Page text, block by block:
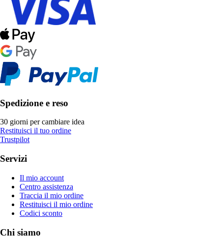
Spedizione e reso
30 giorni per cambiare idea
Restituisci il tuo ordine
Trustpilot
Servizi
Il mio account
Centro assistenza
Traccia il mio ordine
Restituisci il mio ordine
Codici sconto
Chi siamo